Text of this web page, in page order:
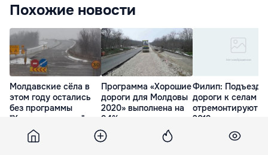
Похожие новости
Молдавские сёла в
этом году остались
без программы
"Хорошие дороги"
10 Фев. 16:44
Программа «Хорошие
дороги для Молдовы
2020» выполнена на
94%
Филип:
дороги к селам
отремонтируют в
2019 году
22 Сен. 10:59